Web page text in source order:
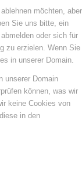
möchten, aber
Sie uns bitte, ein
oder sich für
zu erzielen. Wenn Sie
in unserer Domain.
unserer Domain
können, was wir
keine Cookies von
in den